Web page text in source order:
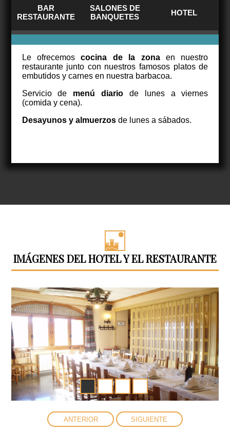
BAR
RESTAURANTE
SALONES DE
BANQUETES
HOTEL
Le ofrecemoscocina de la zonaen nuestro
restaurante junto con nuestros famosos platos de
embutidos y carnes en nuestra barbacoa.
Servicio de menú diario de lunes a viernes
(comida y cena).
Desayunos y almuerzosde lunes a sábados.
IMÁGENES DEL HOTEL Y EL RESTAURANTE
ANTERIOR SIGUIENTE